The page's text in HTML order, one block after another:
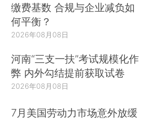
缴费基数 合规与企业减负如
何平衡？
2026年08月08日
河南“三支一扶”考试规模化作
弊 内外勾结提前获取试卷
2026年08月08日
7月美国劳动力市场意外放缓